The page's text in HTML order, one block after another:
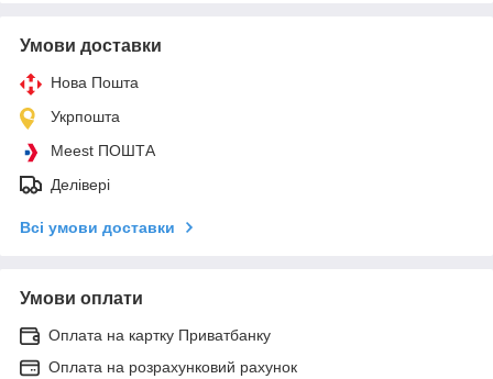
Умови доставки
Нова Пошта
Укрпошта
Meest ПОШТА
Делівері
Всі умови доставки
Умови оплати
Оплата на картку Приватбанку
Оплата на розрахунковий рахунок